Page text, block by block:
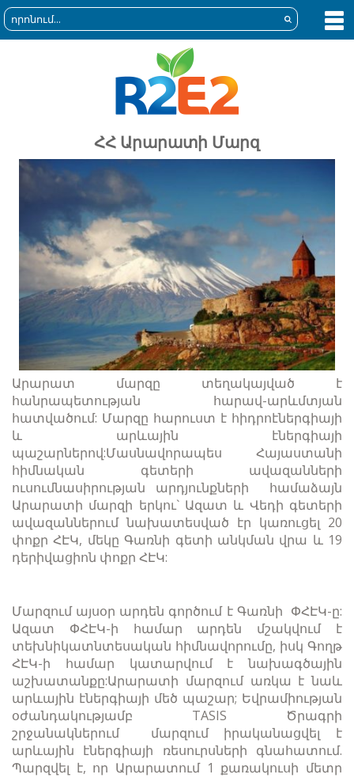
ՀՀ Արարատի Մարզ
Արարատ մարզը տեղակայված է
հանրապետության հարավ-արևմտյան
հատվածում: Մարզը հարուստ է հիդրոէներգիայի
և արևային էներգիայի
պաշարներով:Մասնավորապես Հայաստանի
հիմնական գետերի ավազանների
ուսումնասիրության արդյունքների համաձայն
Արարատի մարզի երկու` Ազատ և Վեդի գետերի
ավազաններում նախատեսված էր կառուցել 20
փոքր ՀԷԿ, մեկը Գառնի գետի անկման վրա և 19
դերիվացիոն փոքր ՀԷԿ:
Մարզում այսօր արդեն գործում է Գառնի ՓՀԷԿ-ը:
Ազատ ՓՀԷԿ-ի համար արդեն մշակվում է
տեխնիկատնտեսական հիմնավորումը, իսկ Գողթ
ՀԷԿ-ի համար կատարվում է նախագծային
աշխատանքը:Արարատի մարզում առկա է նաև
արևային էներգիայի մեծ պաշար; Եվրամիության
օժանդակությամբ TASIS Ծրագրի
շրջանակներում մարզում իրականացվել է
արևային էներգիայի ռեսուրսների գնահատում.
Պարզվել է, որ Արարատում 1 քառակուսի մետր